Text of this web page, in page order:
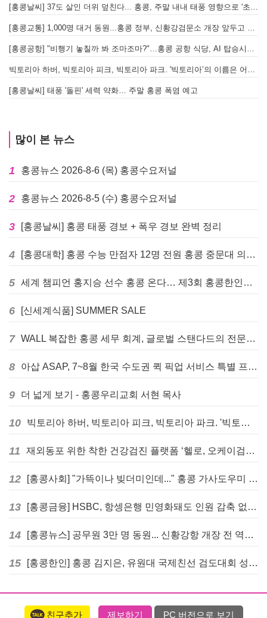
[홍콩날씨] 37도 살인 더위 덮친다... 홍콩, 주말 내내 태풍 영향으로 '초비상'
[홍콩교통] 1,000명 대거 동원...홍콩 정부, 신황강검문소 개장 앞두고 실전 훈련 돌입
[홍콩공항] "비행기 놓칠까 봐 조마조마?"…홍콩 공항 식당, AI 탑승시간 계산해 메뉴 추천해 준다
빅토리아 하버, 빅토리아 피크, 빅토리아 파크. '빅토리아’의 이름은 어떻게 온 걸까? - [이승권 원장의 생활칼럼]
[홍콩날씨] 태풍 '돌핀' 세력 약화… 주말 홍콩 폭염 예고
많이 본 뉴스
1 홍콩뉴스 2026-8-6 (목) 홍콩수요저널
2 홍콩뉴스 2026-8-5 (수) 홍콩수요저널
3 [홍콩날씨] 홍콩 태풍 경보 + 폭우 경보 완벽 정리
4 [홍콩대학] 홍콩 수능 만점자 12명 전원 홍콩 중문대 의대 진학
5 세계 챔피언 홍지승 선수 홍콩 온다… 제3회 홍콩한인팔씨름대회 9월 12일 개최
6 [신세계식품] SUMMER SALE
7 WALL 복잡한 홍콩 세무 회계, 글로벌 스탠다드의 전문가들이 답을 드립니다! - 법인설립, 회계, 감사
8 아삽 ASAP, 7~8월 한국 수도권 퀵 픽업 서비스 특별 프로모션 실시
9 더 넓게 보기 - 홍콩우리교회 서현 목사
10 빅토리아 하버, 빅토리아 피크, 빅토리아 파크. '빅토리아’의 이름은 어떻게 온 걸까? - [이승권 원장의 생활칼럼]
11 재외동포 위한 착한 건강검진 플랫폼 ‘헬로, 오케이검진’ 서비스 개시
12 [홍콩사회] "가뜩이나 빚더미인데..." 홍콩 가사도우미 대출 전면 금지 촉구
13 [홍콩금융] HSBC, 항셍은행 민영화돼도 인원 감축 없다... 독립 브랜드 유지
14 [홍콩뉴스] 공무원 3만 명 동원... 신황강항 개장 전 역대급 훈련 실시
15 [홍콩한인] 홍콩 김지은, 유원대 국제친선 검도대회 성인단체전 우승
친구추가 제보하기 PC 버전으로 보기